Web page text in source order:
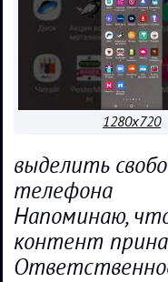
1280x720
выделить
телефона
Напоминаю,
контент